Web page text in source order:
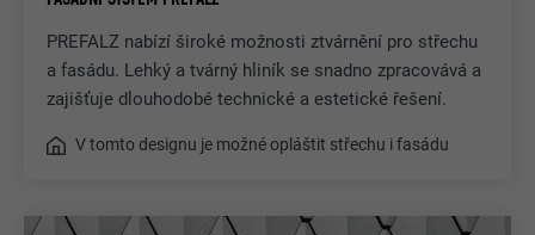
PREFALZ nabízí široké možnosti ztvárnění pro střechu
a fasádu. Lehký a tvárný hliník se snadno zpracovává a
zajišťuje dlouhodobé technické a estetické řešení.
V tomto designu je možné opláštit střechu i fasádu